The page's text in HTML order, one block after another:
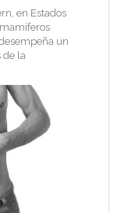
en Estados
un
de la